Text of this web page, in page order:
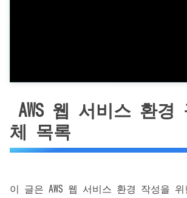
AWS 웹 서비스 환경
체 목록
이 글은 AWS 웹 서비스 환경 작성을